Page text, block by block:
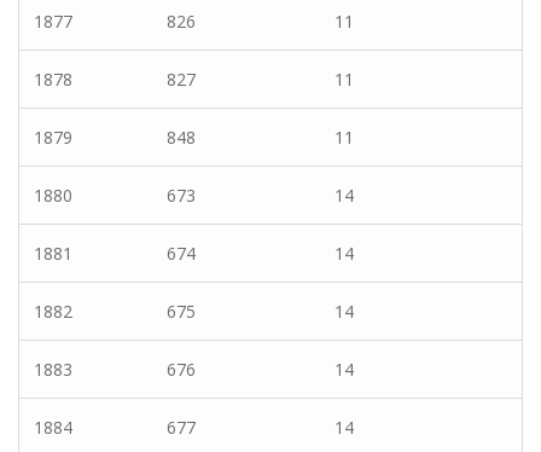
1877 826 11
1878 827 11
1879 848 11
1880 673 14
1881 674 14
1882 675 14
1883 676 14
1884 677 14